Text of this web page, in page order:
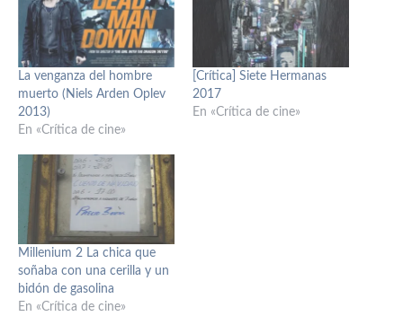
La venganza del hombre
muerto (Niels Arden Oplev
2013)
En «Crítica de cine»
[Crítica] Siete Hermanas
2017
En «Crítica de cine»
Millenium 2 La chica que
soñaba con una cerilla y un
bidón de gasolina
En «Crítica de cine»